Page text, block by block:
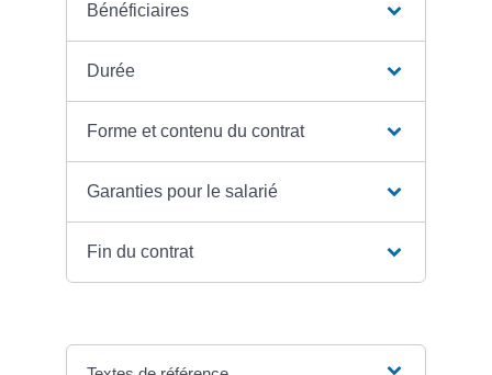
Bénéficiaires
Durée
Forme et contenu du contrat
Garanties pour le salarié
Fin du contrat